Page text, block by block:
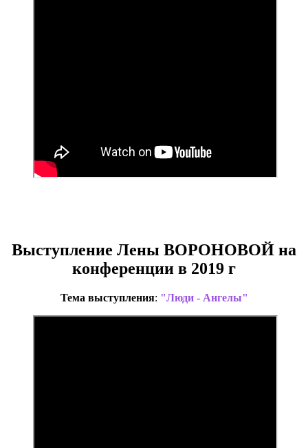
Выступление Лены ВОРОНОВОЙ на
конференции в 2019 г
Тема выступления: "Люди - Ангелы"